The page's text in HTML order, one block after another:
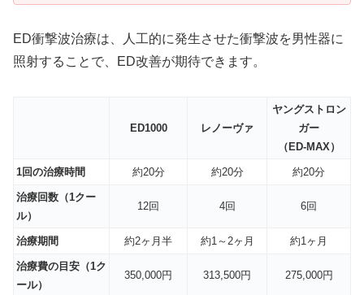
ED衝撃波治療は、人工的に発生させた衝撃波を男性器に
照射することで、ED改善が期待できます。
ED1000 レノーヴァ
ヤングストロン
ガー
（ED-MAX）
1回の治療時間 約20分 約20分 約20分
治療回数（1クー
ル）
12回 4回 6回
治療期間 約2ヶ月半 約1～2ヶ月 約1ヶ月
治療費の目安（1ク
ール）
350,000円 313,500円 275,000円